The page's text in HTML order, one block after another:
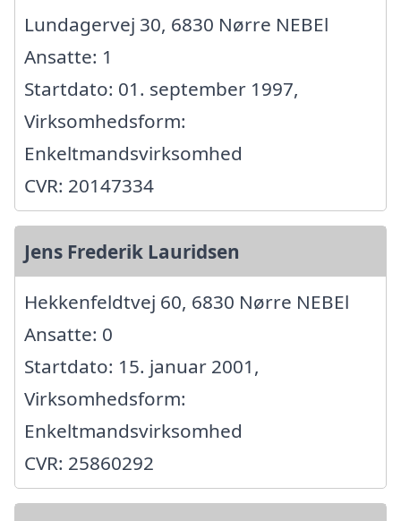
Lundagervej 30, 6830 Nørre NEBEl
Ansatte: 1
Startdato: 01. september 1997,
Virksomhedsform:
Enkeltmandsvirksomhed
CVR: 20147334
Jens Frederik Lauridsen
Hekkenfeldtvej 60, 6830 Nørre NEBEl
Ansatte: 0
Startdato: 15. januar 2001,
Virksomhedsform:
Enkeltmandsvirksomhed
CVR: 25860292